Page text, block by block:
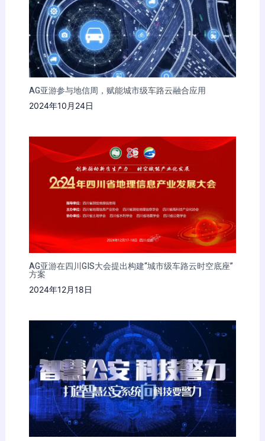
AG亚游参与地信周，赋能城市级车路云融合应用
2024年10月24日
AG亚游在四川GIS大会提出构建“城市级车路云时空底座”
方案
2024年12月18日